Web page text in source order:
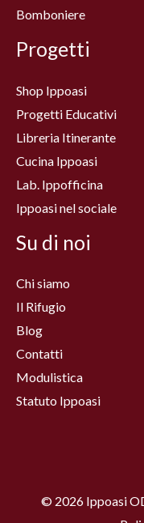
Bomboniere
Progetti
Shop Ippoasi
Progetti Educativi
Libreria Itinerante
Cucina Ippoasi
Lab. Ippofficina
Ippoasi nel sociale
Su di noi
Chi siamo
Il Rifugio
Blog
Contatti
Modulistica
Statuto Ippoasi
© 2026 Ippoasi